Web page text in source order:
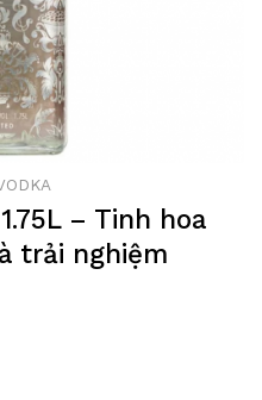
– Tinh hoa
trải nghiệm